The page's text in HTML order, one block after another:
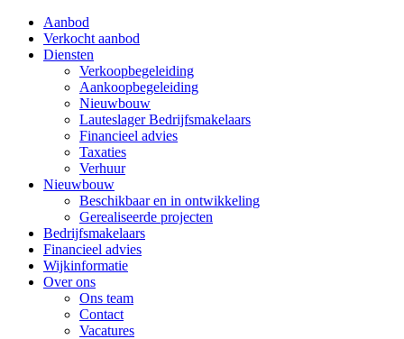
Aanbod
Verkocht aanbod
Diensten
Verkoopbegeleiding
Aankoopbegeleiding
Nieuwbouw
Lauteslager Bedrijfsmakelaars
Financieel advies
Taxaties
Verhuur
Nieuwbouw
Beschikbaar en in ontwikkeling
Gerealiseerde projecten
Bedrijfsmakelaars
Financieel advies
Wijkinformatie
Over ons
Ons team
Contact
Vacatures